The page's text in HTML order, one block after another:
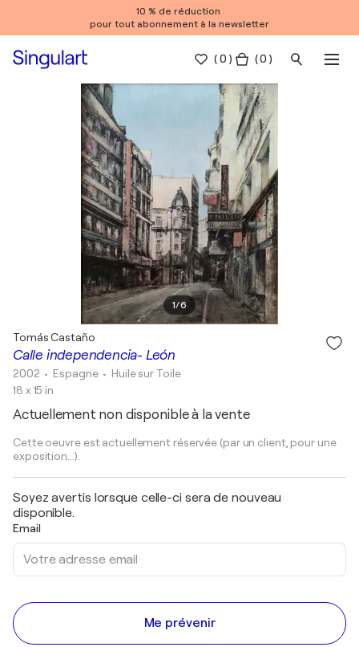
10 % de réduction
pour tout abonnement à la newsletter
(0 ) ( 0 )
1/6
Calle independencia- León
Tomás Castaño
2002 • Espagne • Huile sur Toile
18 x 15 in
Actuellement non disponible à la vente
Cette oeuvre est actuellement réservée (par un client, pour une
exposition...).
Soyez avertis lorsque celle-ci sera de nouveau
disponible.
Email
Me prévenir